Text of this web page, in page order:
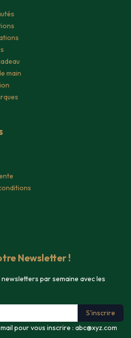
main
Newsletter !
par semaine avec les
S'inscrire
pour vous inscrire : abc@xyz.com